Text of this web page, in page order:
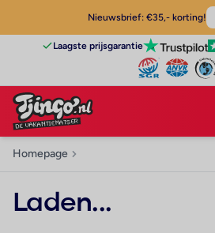
Nieuwsbrief: €35,- korting!
Laagste prijsgarantie
Homepage
Laden...